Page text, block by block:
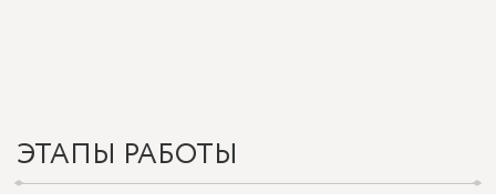
ЭТАПЫ РАБОТЫ